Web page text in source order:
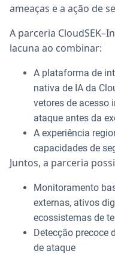
ameaças e a ação de
A parceria
lacuna ao combinar:
A plataforma de
nativa de IA da
vetores de acesso
ataque antes da
A experiência
capacidades de
Juntos, a parceria
Monitoramento
externas, ativos
ecossistemas de
Detecção precoce
de ataque